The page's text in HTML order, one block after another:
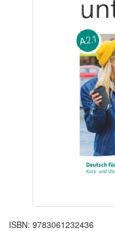
ISBN: 9783061232436